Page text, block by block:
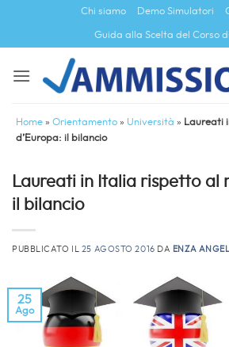
contenuti
Chi siamo Demo Simulatori
Guida alla Scelta del Corso
Home » Orientamento » Università » Laureati
d’Europa: il bilancio
Laureati in Italia rispetto al
il bilancio
PUBBLICATO IL 25 AGOSTO 2016 DA ENZA
25
Ago